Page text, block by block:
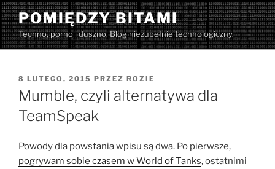
Przejdź
do
treści
POMIĘDZY BITAMI
Techno, porno i duszno. Blog niezupełnie technologiczny.
OPUBLIKOWANE
W
8 LUTEGO, 2015 PRZEZ ROZIE
Mumble, czyli alternatywa dla
TeamSpeak
Powody dla powstania wpisu są dwa. Po pierwsze,
pogrywam sobie czasem w World of Tanks, ostatnimi